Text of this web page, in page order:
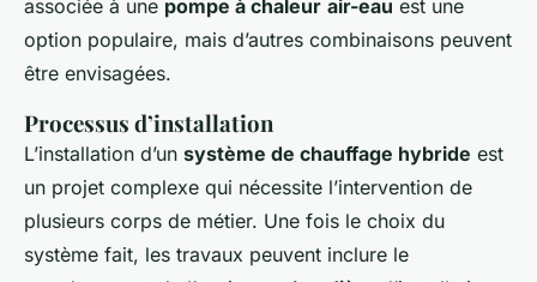
associée à une pompe à chaleur air-eau est une
option populaire, mais d’autres combinaisons peuvent
être envisagées.
Processus d’installation
L’installation d’un système de chauffage hybride est
un projet complexe qui nécessite l’intervention de
plusieurs corps de métier. Une fois le choix du
système fait, les travaux peuvent inclure le